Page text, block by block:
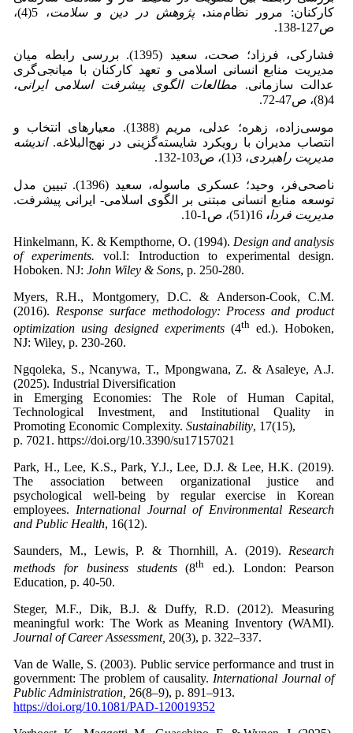
کارکنان: مرور نظام‌مند.پژوهش در دین و سلامت
، 5(4)،
ص127-138.
فشارکی، فرزاد؛ صحت، سعید (1395). بررسی رابطه میان
مدیریت منابع انسانی اسلامی و تعهد کارکنان با میانجی‌گری
عدالت سازمانی. مطالعات الگوی پیشرفت اسلامی ایرانی،
4(8)، ص47-72.
موسی‌زاده، زهره؛ عدلی، مریم (1388). معیارهای انتخاب و
انتصاب مدیران با رویکرد شایسته‌گزینی در نهج‌البلاغه. اندیشه
مدیریت راهبردی، 3(1)، ص103-132.
ناصحی‌فر، وحید؛ عسکری ماسوله، سعید (1396). تبیین مدل
توسعه منابع انسانی مبتنی بر الگوی اسلامی- ایرانی پیشرفت.
مدیریت فردا،
Hinkelmann, K. & Kempthorne, O. (1994). Design and analysis
of experiments. vol.I: Introduction to experimental design.
Hoboken. NJ: John Wiley & Sons, p. 250-280.
Myers, R.H., Montgomery, D.C. & Anderson-Cook, C.M.
(2016). Response surface methodology: Process and product
optimization using designed experiments (4th ed.). Hoboken,
NJ: Wiley, p. 230-260.
Ngqoleka, S., Ncanywa, T., Mpongwana, Z. & Asaleye, A.J.
(2025). Industrial Diversification
in Emerging Economies: The Role of Human Capital,
Technological Investment, and Institutional Quality in
Promoting Economic Complexity. Sustainability, 17(15),
p. 7021. https://doi.org/10.3390/su17157021
Park, H., Lee, K.S., Park, Y.J., Lee, D.J. & Lee, H.K. (2019).
The association between organizational justice and
psychological well-being by regular exercise in Korean
employees. International Journal of Environmental Research
and Public Health, 16(12).
Saunders, M., Lewis, P. & Thornhill, A. (2019). Research
methods for business students(8th
ed.). London: Pearson
Education, p. 40-50.
Steger, M.F., Dik, B.J. & Duffy, R.D. (2012). Measuring
meaningful work: The Work as Meaning Inventory (WAMI).
Journal of Career Assessment, 20(3), p. 322–337.
Van de Walle, S. (2003). Public service performance and trust in
government: The problem of causality. International Journal of
Public Administration, 26(8–9), p. 891–913.
https://doi.org/10.1081/PAD-120019352